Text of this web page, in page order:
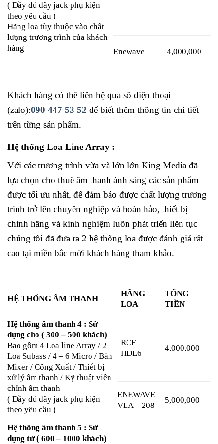
( Đầy đủ dây jack phụ kiện
theo yêu cầu )
Hãng loa tùy thuộc vào chất
lượng trương trình của khách
hàng
Enewave 4,000,000
Khách hàng có thể liên hệ qua số điện thoại
(zalo):090 447 53 52 để biết thêm thông tin chi tiết
trên từng sản phẩm.
Hệ thống Loa Line Array :
Với các trương trình vừa và lớn lớn King Media đã
lựa chọn cho thuê âm thanh ánh sáng các sản phẩm
được tối ưu nhất, để đảm bảo được chất lượng trương
trình trở lên chuyên nghiệp và hoàn hảo, thiết bị
chính hãng và kinh nghiệm luôn phát triển liên tục
chúng tôi đã đưa ra 2 hệ thống loa được đánh giá rất
cao tại miền bắc mời khách hàng tham khảo.
HỆ THỐNG ÂM THANH
HÃNG
LOA
TỔNG
TIỀN
Hệ thống âm thanh 4 : Sử
dụng cho ( 300 – 500 khách)
Bao gồm 4 Loa line Array / 2
Loa Subass / 4 – 6 Micro / Bàn
Mixer / Công Xuất / Thiết bị
xử lý âm thanh / Kỹ thuật viên
chỉnh âm thanh
( Đầy đủ dây jack phụ kiện
theo yêu cầu )
RCF
HDL6
4,000,000
ENEWAVE
VLA – 208
5,000,000
Hệ thống âm thanh 5 : Sử
dụng từ ( 600 – 1000 khách)